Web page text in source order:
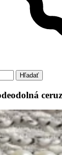
Hľadať